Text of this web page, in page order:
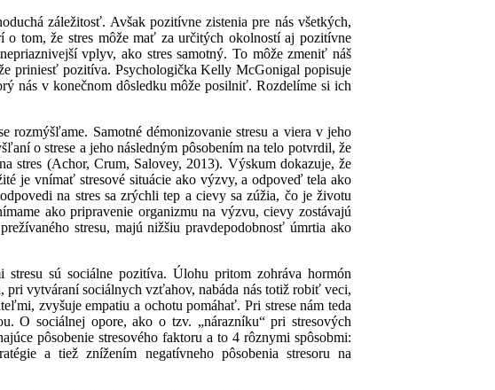
záležitosť. Avšak pozitívne zistenia pre nás všetkých,
tom, že stres môže mať za určitých okolností aj pozitívne
vplyv, ako stres samotný. To môže zmeniť náš
priniesť pozitíva. Psychologička Kelly McGonigal popisuje
nás v konečnom dôsledku môže posilniť. Rozdelíme si ich
rozmýšľame. Samotné démonizovanie stresu a viera v jeho
o strese a jeho následným pôsobením na telo potvrdil, že
stres (Achor, Crum, Salovey, 2013). Výskum dokazuje, že
je vnímať stresové situácie ako výzvy, a odpoveď tela ako
na stres sa zrýchli tep a cievy sa zúžia, čo je životu
ako pripravenie organizmu na výzvu, cievy zostávajú
stresu, majú nižšiu pravdepodobnosť úmrtia ako
sú sociálne pozitíva. Úlohu pritom zohráva hormón
vytváraní sociálnych vzťahov, nabáda nás totiž robiť veci,
zvyšuje empatiu a ochotu pomáhať. Pri strese nám teda
O sociálnej opore, ako o tzv. „nárazníku“ pri stresových
pôsobenie stresového faktoru a to 4 rôznymi spôsobmi:
a tiež znížením negatívneho pôsobenia stresoru na